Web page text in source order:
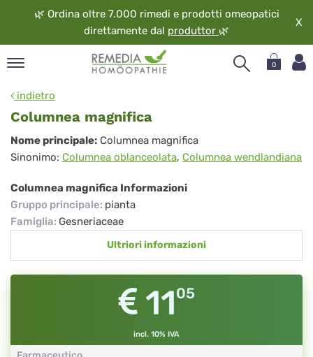
🌿 Ordina oltre 7.000 rimedi e prodotti omeopatici
direttamente dal produttor 🌿
X
0
indietro
Columnea magnifica
Columnea
magnifica
Nome principale: Columnea magnifica
Sinonimo: Columnea oblanceolata, Columnea wendlandiana
Columnea magnifica Informazioni
Gruppo principale: pianta
Famiglia: Gesneriaceae
Ultriori informazioni
1105
incl. 10% IVA